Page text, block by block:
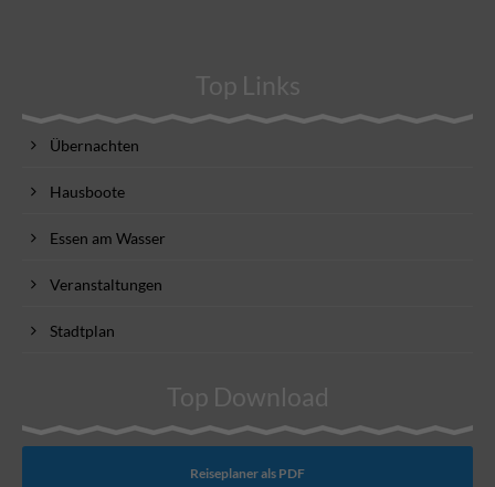
Top Links
Übernachten
Hausboote
Essen am Wasser
Veranstaltungen
Stadtplan
Top Download
Reiseplaner als PDF